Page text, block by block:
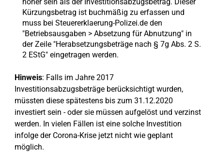
Kürzungsbetrag ist buchmäßig zu erfassen und
muss bei Steuererklaerung-Polizei.de den
"Betriebsausgaben > Absetzung für Abnutzung" in
der Zeile "Herabsetzungsbeträge nach § 7g Abs. 2 S.
2 EStG" eingetragen werden.
Hinweis: Falls im Jahre 2017
Investitionsabzugsbeträge berücksichtigt wurden,
müssten diese spätestens bis zum 31.12.2020
investiert sein - oder sie müssen aufgelöst und verzinst
werden. In vielen Fällen ist eine solche Investition
infolge der Corona-Krise jetzt nicht wie geplant
möglich.